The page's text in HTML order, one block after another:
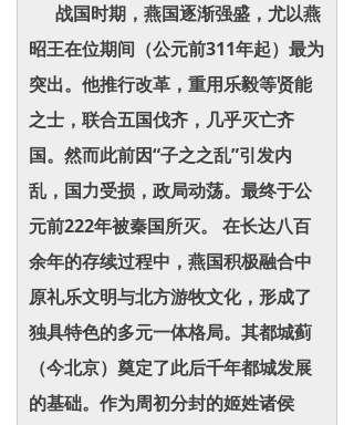
战国时期，燕国逐渐强盛，尤以燕
昭王在位期间（公元前311年起）最为
突出。他推行改革，重用乐毅等贤能
之士，联合五国伐齐，几乎灭亡齐
国。然而此前因“子之之乱”引发内
乱，国力受损，政局动荡。最终于公
元前222年被秦国所灭。 在长达八百
余年的存续过程中，燕国积极融合中
原礼乐文明与北方游牧文化，形成了
独具特色的多元一体格局。其都城蓟
（今北京）奠定了此后千年都城发展
的基础。作为周初分封的姬姓诸侯